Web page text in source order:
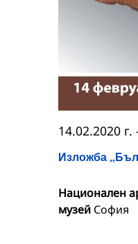
Изложба
14.02.2020 г.
Национален
музей София